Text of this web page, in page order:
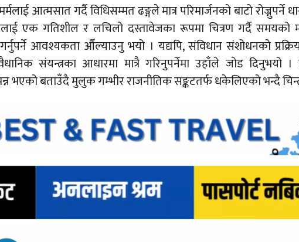
आत्मसात गर्दै विधिसम्मत ढङ्गले मात्र परिमार्जनको बाटो रोज्नुपर्ने
एक गतिशील र लचिलो दस्तावेजका रूपमा चित्रण गर्दै समयको
आवश्यकता औँल्याउनु भयो । यद्यपि, संविधान संशोधनको
संयन्त्रका आधारमा मात्रै गरिनुपर्नेमा उहाँले जोड दिनुभयो
भएको बताउँदै मुलुक गम्भीर राजनीतिक सङ्कटतर्फ धकेलिएको भन्दै